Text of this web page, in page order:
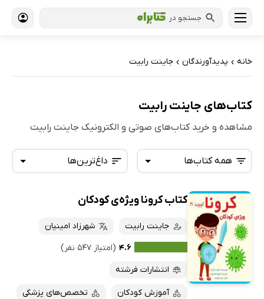
جستجو در
خانه › پدیدآورندگان › جاینت رابیت
کتاب‌های جاینت رابیت
مشاهده و خرید کتاب‌های صوتی و الکترونیک جاینت رابیت
داغ‌ترین‌ها
تازه‌ها
داغ‌ترین‌ها
پرفروش‌ها
پربحث‌ها
ارزان ترین‌ها
همه کتاب‌ها
همه کتاب‌ها
کتاب‌های صوتی
کتاب‌های متنی
کتاب کرونا ویژه‌ی کودکان
جاینت رابیت
شهرزاد امینیان
۴.۶ (امتیاز ۵۴۷ نفر)
انتشارات فرشته
آموزش کودکان تخصص‌های پزشکی